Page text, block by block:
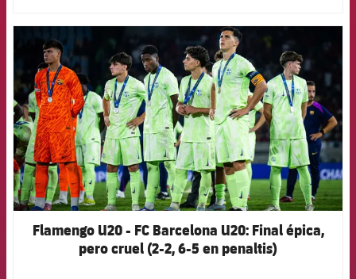
FCB Barcelona badge
Flamengo U20 - FC Barcelona U20: Final épica,
pero cruel (2-2, 6-5 en penaltis)